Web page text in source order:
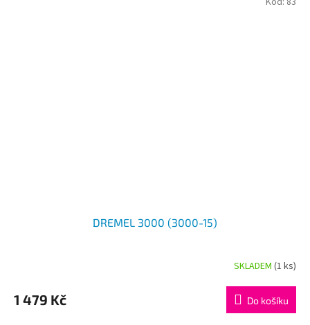
DREMEL 3000 (3000-15)
produktu
je
SKLADEM(1 ks)
1 479 Kč Do košíku